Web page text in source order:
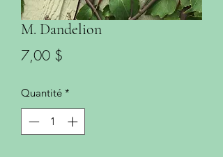
M. Dandelion
7,00 $
Quantité *